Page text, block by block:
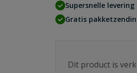
Supersnelle levering
Gratis
Dit product is